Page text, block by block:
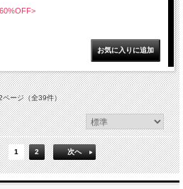
ページ（全39件）
1 2 次へ